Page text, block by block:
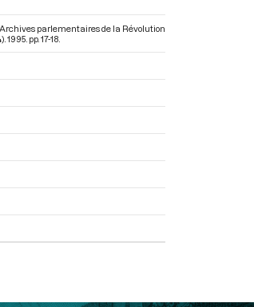
Archives parlementaires de la Révolution
. 1995. pp. 17-18.